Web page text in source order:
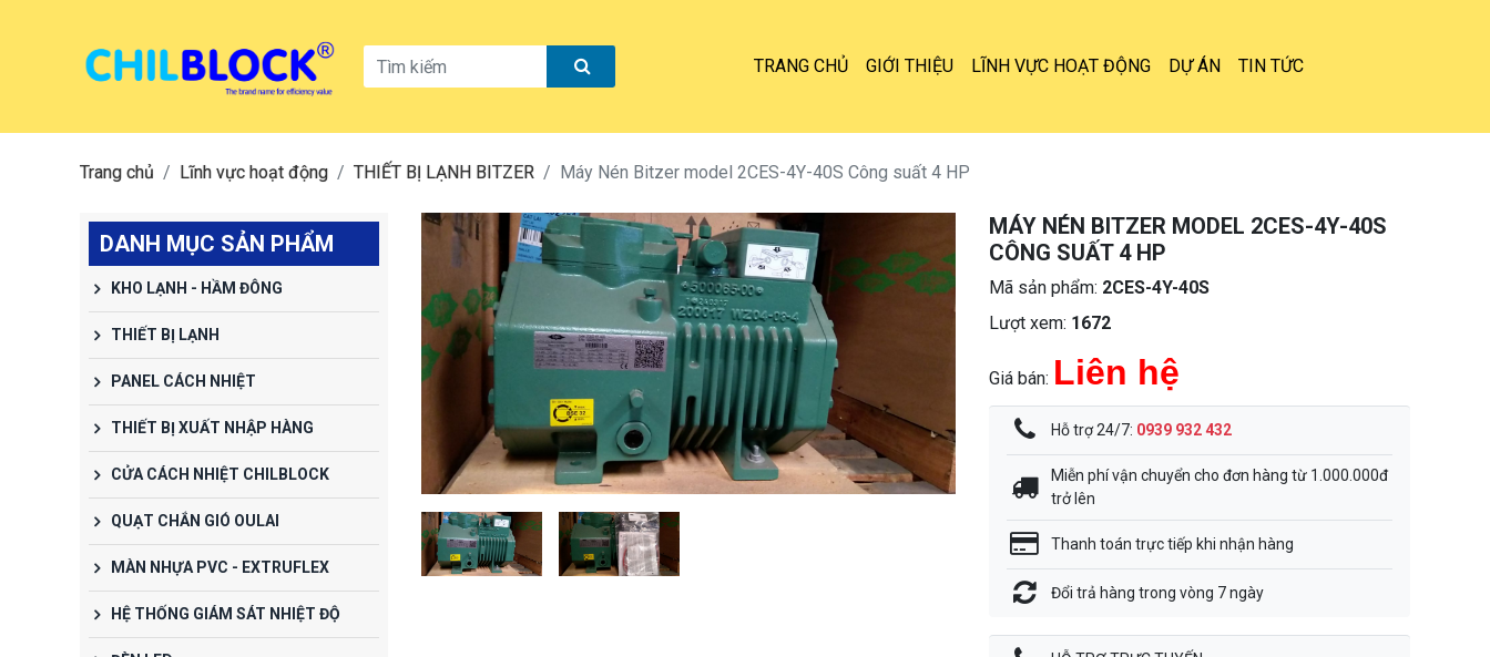
TRANG CHỦ GIỚI THIỆU LĨNH VỰC HOẠT ĐỘNG DỰ ÁN TIN TỨC
Trang chủ Lĩnh vực hoạt động THIẾT BỊ LẠNH BITZER Máy Nén Bitzer model 2CES-4Y-40S Công suất 4 HP
DANH MỤC SẢN PHẨM
KHO LẠNH - HẦM ĐÔNG
THIẾT BỊ LẠNH
PANEL CÁCH NHIỆT
THIẾT BỊ XUẤT NHẬP HÀNG
CỬA CÁCH NHIỆT CHILBLOCK
QUẠT CHẮN GIÓ OULAI
MÀN NHỰA PVC - EXTRUFLEX
HỆ THỐNG GIÁM SÁT NHIỆT ĐỘ
MÁY NÉN BITZER MODEL 2CES-4Y-40S
CÔNG SUẤT 4 HP
Mã sản phẩm: 2CES-4Y-40S
Lượt xem: 1672
Giá bán: Liên hệ
Hỗ trợ 24/7: 0939 932 432
Miễn phí vận chuyển cho đơn hàng từ 1.000.000đ
trở lên
Thanh toán trực tiếp khi nhận hàng
Đổi trả hàng trong vòng 7 ngày